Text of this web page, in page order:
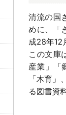
清流の国
めに、「
成28年12
この文庫
産業」「
「木育
る図書資